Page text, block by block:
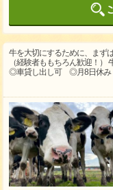
牛を大切にするために、まず
（経験者ももちろん歓迎！
◎車貸し出し可 ◎月8日休み